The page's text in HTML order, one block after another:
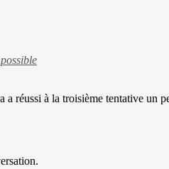
a réussi à la troisième tentative un